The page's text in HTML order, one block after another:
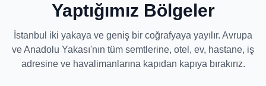
Yaptığımız Bölgeler
İstanbul iki yakaya ve geniş bir coğrafyaya yayılır. Avrupa
ve Anadolu Yakası'nın tüm semtlerine, otel, ev, hastane, iş
adresine ve havalimanlarına kapıdan kapıya bırakırız.